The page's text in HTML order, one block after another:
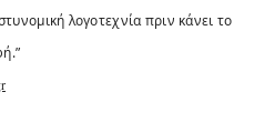
λογοτεχνία πριν κάνει το